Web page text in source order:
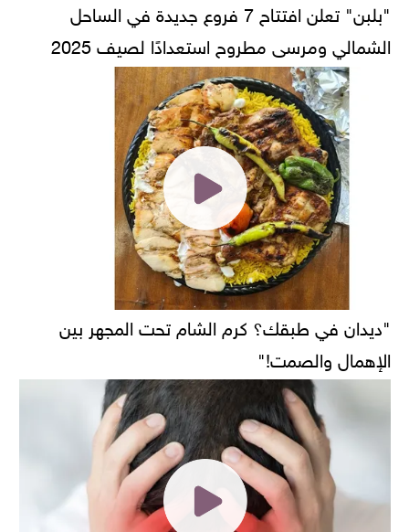
"بلبن" تعلن افتتاح 7 فروع جديدة في الساحل
الشمالي ومرسى مطروح استعدادًا لصيف 2025
"ديدان في طبقك؟ كرم الشام تحت المجهر بين
الإهمال والصمت!"